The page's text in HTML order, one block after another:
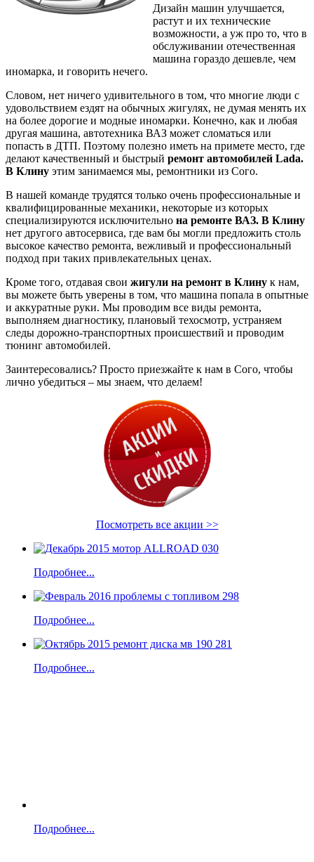
Дизайн машин улучшается,
растут и их технические
возможности, а уж про то, что в
обслуживании отечественная
машина гораздо дешевле, чем
иномарка, и говорить нечего.
Словом, нет ничего удивительного в том, что многие люди с
удовольствием ездят на обычных жигулях, не думая менять их
на более дорогие и модные иномарки. Конечно, как и любая
другая машина, автотехника ВАЗ может сломаться или
попасть в ДТП. Поэтому полезно иметь на примете место, где
делают качественный и быстрый ремонт автомобилей Lada.
В Клину этим занимаемся мы, ремонтники из Сого.
В нашей команде трудятся только очень профессиональные и
квалифицированные механики, некоторые из которых
специализируются исключительно на ремонте ВАЗ. В Клину
нет другого автосервиса, где вам бы могли предложить столь
высокое качество ремонта, вежливый и профессиональный
подход при таких привлекательных ценах.
Кроме того, отдавая свои жигули на ремонт в Клину к нам,
вы можете быть уверены в том, что машина попала в опытные
и аккуратные руки. Мы проводим все виды ремонта,
выполняем диагностику, плановый техосмотр, устраняем
следы дорожно-транспортных происшествий и проводим
тюнинг автомобилей.
Заинтересовались? Просто приезжайте к нам в Сого, чтобы
лично убедиться – мы знаем, что делаем!
Посмотреть все акции >>
Подробнее...
Подробнее...
Подробнее...
Подробнее...